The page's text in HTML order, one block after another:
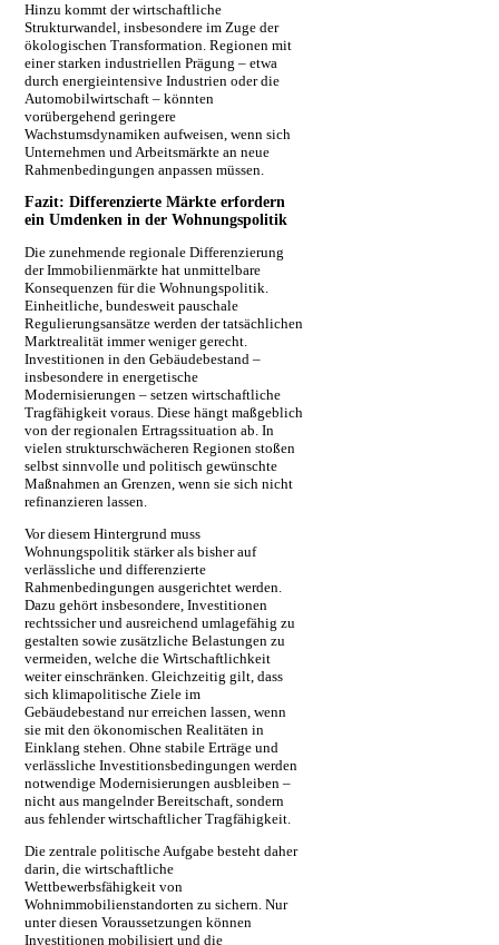
Hinzu kommt der wirtschaftliche
Strukturwandel, insbesondere im Zuge der
ökologischen Transformation. Regionen mit
einer starken industriellen Prägung – etwa
durch energieintensive Industrien oder die
Automobilwirtschaft – könnten
vorübergehend geringere
Wachstumsdynamiken aufweisen, wenn sich
Unternehmen und Arbeitsmärkte an neue
Rahmenbedingungen anpassen müssen.
Fazit: Differenzierte Märkte erfordern
ein Umdenken in der Wohnungspolitik
Die zunehmende regionale Differenzierung
der Immobilienmärkte hat unmittelbare
Konsequenzen für die Wohnungspolitik.
Einheitliche, bundesweit pauschale
Regulierungsansätze werden der tatsächlichen
Marktrealität immer weniger gerecht.
Investitionen in den Gebäudebestand –
insbesondere in energetische
Modernisierungen – setzen wirtschaftliche
Tragfähigkeit voraus. Diese hängt maßgeblich
von der regionalen Ertragssituation ab. In
vielen strukturschwächeren Regionen stoßen
selbst sinnvolle und politisch gewünschte
Maßnahmen an Grenzen, wenn sie sich nicht
refinanzieren lassen.
Vor diesem Hintergrund muss
Wohnungspolitik stärker als bisher auf
verlässliche und differenzierte
Rahmenbedingungen ausgerichtet werden.
Dazu gehört insbesondere, Investitionen
rechtssicher und ausreichend umlagefähig zu
gestalten sowie zusätzliche Belastungen zu
vermeiden, welche die Wirtschaftlichkeit
weiter einschränken. Gleichzeitig gilt, dass
sich klimapolitische Ziele im
Gebäudebestand nur erreichen lassen, wenn
sie mit den ökonomischen Realitäten in
Einklang stehen. Ohne stabile Erträge und
verlässliche Investitionsbedingungen werden
notwendige Modernisierungen ausbleiben –
nicht aus mangelnder Bereitschaft, sondern
aus fehlender wirtschaftlicher Tragfähigkeit.
Die zentrale politische Aufgabe besteht daher
darin, die wirtschaftliche
Wettbewerbsfähigkeit von
Wohnimmobilienstandorten zu sichern. Nur
unter diesen Voraussetzungen können
Investitionen mobilisiert und die